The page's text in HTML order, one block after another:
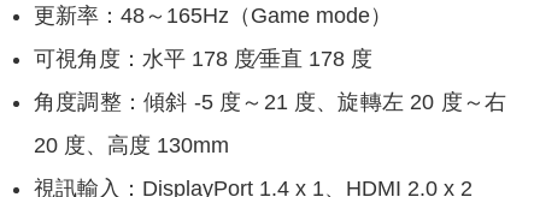
更新率：48～165Hz（Game mode）
可視角度：水平 178 度∕垂直 178 度
角度調整：傾斜 -5 度～21 度、旋轉左 20 度～右
20 度、高度 130mm
視訊輸入：DisplayPort 1.4 x 1、HDMI 2.0 x 2